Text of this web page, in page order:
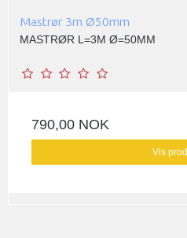
Mastrør 3m Ø50mm
MASTRØR L=3M Ø=50MM
790,00 NOK
Vis